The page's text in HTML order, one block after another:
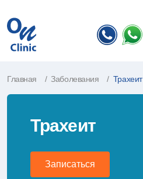
Главная Заболевания Трахеит
Трахеит
Записаться